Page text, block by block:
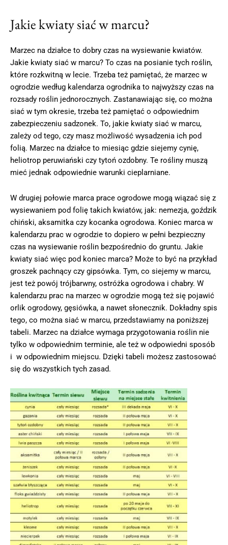
Jakie kwiaty siać w marcu?
Marzec na działce to dobry czas na wysiewanie kwiatów.
Jakie kwiaty siać w marcu? To czas na posianie tych roślin,
które rozkwitną w lecie. Trzeba też pamiętać, że marzec w
ogrodzie według kalendarza ogrodnika to najwyższy czas na
rozsady roślin jednorocznych. Zastanawiając się, co można
siać w tym okresie, trzeba też pamiętać o odpowiednim
zabezpieczeniu sadzonek. To, jakie kwiaty siać w marcu,
zależy od tego, czy masz możliwość wysadzenia ich pod
folią. Marzec na działce to miesiąc gdzie siejemy cynię,
heliotrop peruwiański czy tytoń ozdobny. Te rośliny muszą
mieć jednak odpowiednie warunki cieplarniane.
W drugiej połowie marca prace ogrodowe mogą wiązać się z
wysiewaniem pod folię takich kwiatów, jak: nemezja, goździk
chiński, aksamitka czy kocanka ogrodowa. Koniec marca w
kalendarzu prac w ogrodzie to dopiero w pełni bezpieczny
czas na wysiewanie roślin bezpośrednio do gruntu. Jakie
kwiaty siać więc pod koniec marca? Może to być na przykład
groszek pachnący czy gipsówka. Tym, co siejemy w marcu,
jest też powój trójbarwny, ostróżka ogrodowa i chabry. W
kalendarzu prac na marzec w ogrodzie mogą też się pojawić
orlik ogrodowy, gęsiówka, a nawet słonecznik. Dokładny spis
tego, co można siać w marcu, przedstawiamy na poniższej
tabeli. Marzec na działce wymaga przygotowania roślin nie
tylko w odpowiednim terminie, ale też w odpowiedni sposób
i w odpowiednim miejscu. Dzięki tabeli możesz zastosować
się do wszystkich tych zasad.